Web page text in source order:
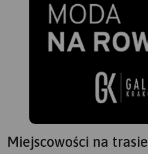
Miejscowości na trasie